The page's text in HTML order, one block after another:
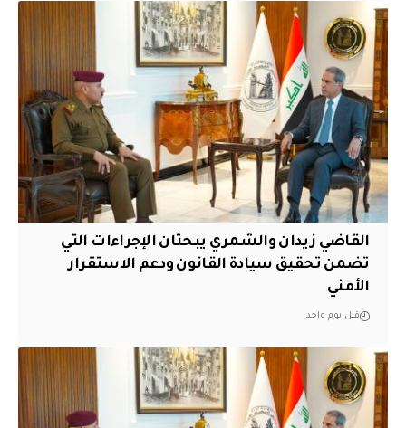
القاضي زيدان والشمري يبحثان الإجراءات التي
تضمن تحقيق سيادة القانون ودعم الاستقرار
الأمني
قبل يوم واحد